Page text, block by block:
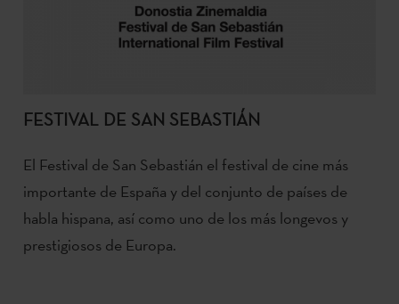
FESTIVAL DE SAN SEBASTIÁN
El Festival de San Sebastián el festival de cine más
importante de España y del conjunto de países de
habla hispana, así como uno de los más longevos y
prestigiosos de Europa.